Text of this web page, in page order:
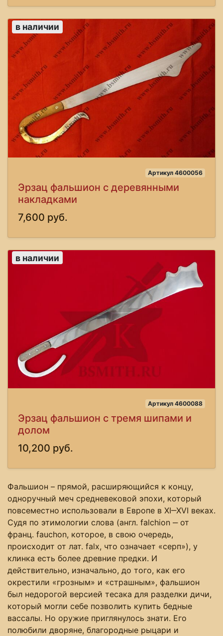
в наличии
Артикул 4600056
Эрзац фальшион с деревянными
накладками
7,600 руб.
в наличии
Артикул 4600088
Эрзац фальшион с тремя шипами и
долом
10,200 руб.
Фальшион – прямой, расширяющийся к концу,
одноручный меч средневековой эпохи, который
повсеместно использовали в Европе в XI‒XVI веках.
Судя по этимологии слова (англ. falchion ‒ от
франц. fauchon, которое, в свою очередь,
происходит от лат. falx, что означает «серп»), у
клинка есть более древние предки. И
действительно, изначально, до того, как его
окрестили «грозным» и «страшным», фальшион
был недорогой версией тесака для разделки дичи,
который могли себе позволить купить бедные
вассалы. Но оружие приглянулось знати. Его
полюбили дворяне, благородные рыцари и